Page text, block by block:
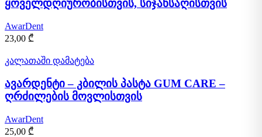
ყოველდღიურობისთვის, სიჯანსაღისთვის
AwarDent
23,00 ₾
კალათაში დამატება
ავარდენტი – კბილის პასტა GUM CARE –
ღრძილების მოვლისთვის
AwarDent
25,00 ₾